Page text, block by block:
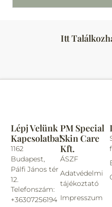
Itt
PM Special
Skin Care
Kft.
ÁSZF
Adatvédelmi
tájékoztató
Impresszum
Lépj Velünk
Kapcsolatba!
1162
Budapest,
Pálfi János tér
12.
Telefonszám:
+36307256194